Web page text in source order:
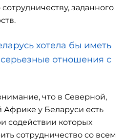
заданного
хотела бы иметь
отношения с
что в Северной,
у Беларуси есть
содействии которых
сотрудничество со всем